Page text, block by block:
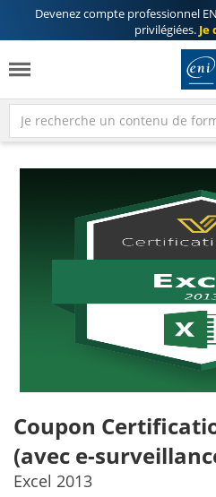
Devenez compte professionnel
privilégiées. Je
Coupon
(avec e-
Excel 2013